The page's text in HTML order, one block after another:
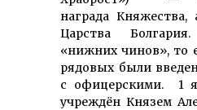
награда
Царства
«нижних чинов», то
рядовых были
с офицерскими. 1
учреждён Князем